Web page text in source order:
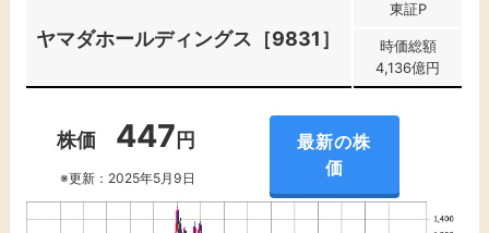
ヤマダホールディングス［9831］
東証P
時価総額
4,136億円
株価 447 円
※更新：2025年5月9日
最新の株
価